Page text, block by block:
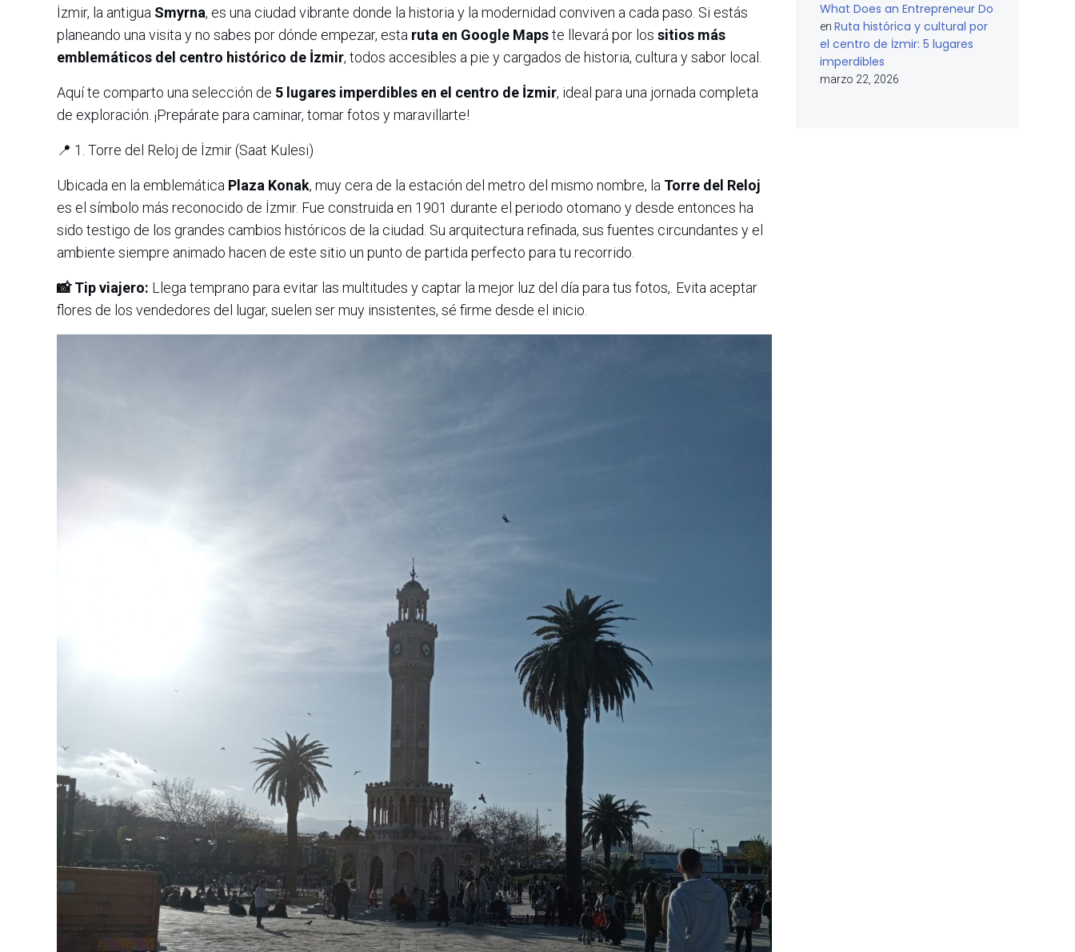
İzmir, la antigua Smyrna, es una ciudad vibrante donde la historia y la modernidad conviven a cada paso. Si estás
planeando una visita y no sabes por dónde empezar, esta ruta en Google Mapste llevará por los sitios más
emblemáticos del centro histórico de İzmir, todos accesibles a pie y cargados de historia, cultura y sabor local.
Aquí te comparto una selección de 5 lugares imperdibles en el centro de İzmir, ideal para una jornada completa
de exploración. ¡Prepárate para caminar, tomar fotos y maravillarte!
📍 1. Torre del Reloj de İzmir (Saat Kulesi)
Ubicada en la emblemática Plaza Konak, muy cera de la estación del metro del mismo nombre, la Torre del Reloj
es el símbolo más reconocido de İzmir. Fue construida en 1901 durante el periodo otomano y desde entonces ha
sido testigo de los grandes cambios históricos de la ciudad. Su arquitectura refinada, sus fuentes circundantes y el
ambiente siempre animado hacen de este sitio un punto de partida perfecto para tu recorrido.
📸 Tip viajero: Llega temprano para evitar las multitudes y captar la mejor luz del día para tus fotos,. Evita aceptar
flores de los vendedores del lugar, suelen ser muy insistentes, sé firme desde el inicio.
What Does an Entrepreneur Do
en Ruta histórica y cultural por
el centro de İzmir: 5 lugares
imperdibles
marzo 22, 2026